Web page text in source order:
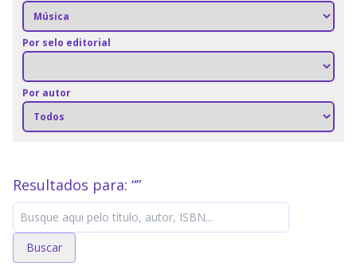
Por selo editorial
Por autor
Resultados para: “”
Buscar